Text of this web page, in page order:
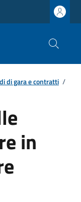
di gara e contratti /
in